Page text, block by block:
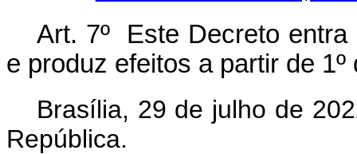
Art. 7º Este Decreto
e produz efeitos a partir de
Brasília, 29 de julho de
República.